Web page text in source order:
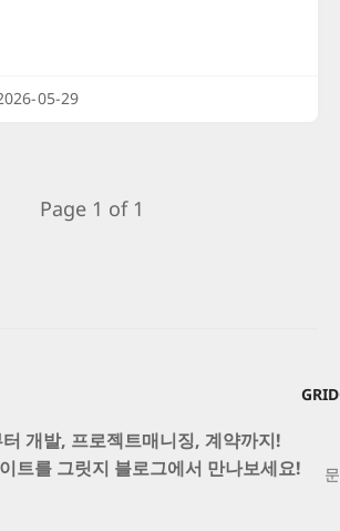
05-29
Page 1 of 1
개발, 프로젝트매니징, 계약까지!
트를 그릿지 블로그에서 만나보세요!